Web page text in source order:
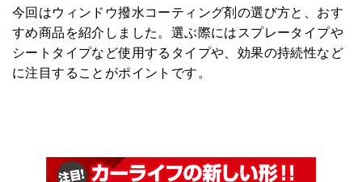
今回はウィンドウ撥水コーティング剤の選び方と、おす
すめ商品を紹介しました。選ぶ際にはスプレータイプや
シートタイプなど使用するタイプや、効果の持続性など
に注目することがポイントです。